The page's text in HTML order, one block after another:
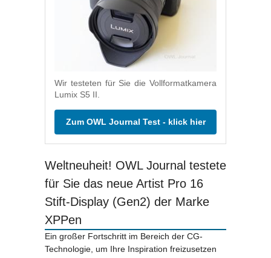
Wir testeten für Sie die Vollformatkamera
Lumix S5 II.
Zum OWL Journal Test - klick hier
Weltneuheit! OWL Journal testete
für Sie das neue Artist Pro 16
Stift-Display (Gen2) der Marke
XPPen
Ein großer Fortschritt im Bereich der CG-
Technologie, um Ihre Inspiration freizusetzen